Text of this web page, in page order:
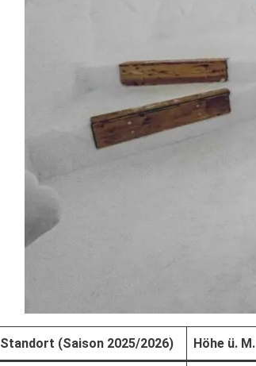
Standort (Saison 2025/2026) Höhe ü. M.